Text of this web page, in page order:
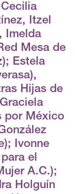
Cecilia
Itzel
Imelda
Mesa de
Estela
Hijas de
por México
Ivonne
el
A.C.);
Holguín